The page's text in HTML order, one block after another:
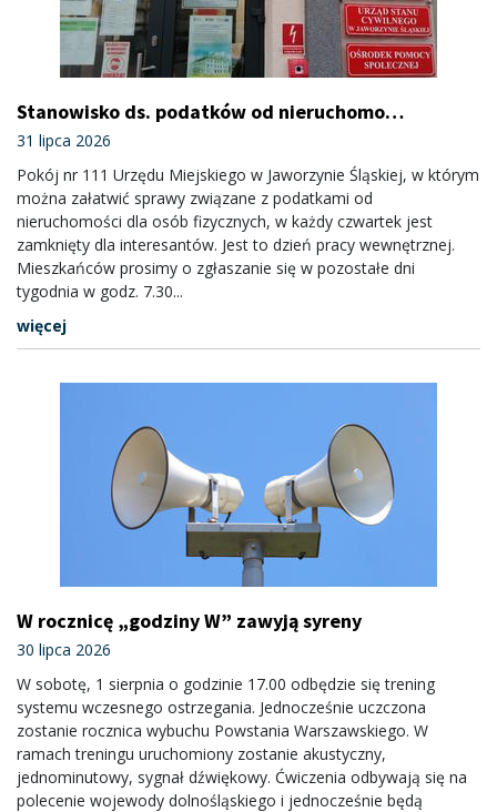
Stanowisko ds. podatków od nieruchomości
nieczynne w czwartki
31 lipca 2026
Pokój nr 111 Urzędu Miejskiego w Jaworzynie Śląskiej, w którym
można załatwić sprawy związane z podatkami od
nieruchomości dla osób fizycznych, w każdy czwartek jest
zamknięty dla interesantów. Jest to dzień pracy wewnętrznej.
Mieszkańców prosimy o zgłaszanie się w pozostałe dni
tygodnia w godz. 7.30...
więcej
W rocznicę „godziny W” zawyją syreny
30 lipca 2026
W sobotę, 1 sierpnia o godzinie 17.00 odbędzie się trening
systemu wczesnego ostrzegania. Jednocześnie uczczona
zostanie rocznica wybuchu Powstania Warszawskiego. W
ramach treningu uruchomiony zostanie akustyczny,
jednominutowy, sygnał dźwiękowy. Ćwiczenia odbywają się na
polecenie wojewody dolnośląskiego i jednocześnie będą